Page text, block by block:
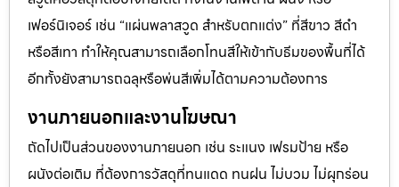
เฟอร์นิเจอร์ เช่น “แผ่นพลาสวูด สำหรับตกแต่ง” ที่สีขาว สีดำ
หรือสีเทา ทำให้คุณสามารถเลือกโทนสีให้เข้ากับธีมของพื้นที่ได้
อีกทั้งยังสามารถฉลุหรือพ่นสีเพิ่มได้ตามความต้องการ
งานภายนอกและงานโฆษณา
ถัดไปเป็นส่วนของงานภายนอก เช่น ระแนง เฟรมป้าย หรือ
ผนังต่อเติม ที่ต้องการวัสดุที่ทนแดด ทนฝน ไม่บวม ไม่ผุกร่อน